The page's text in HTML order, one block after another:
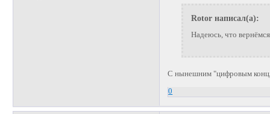
Rotor написал(а):
Надеюсь, что вернёмся
С нынешним "цифровым
0